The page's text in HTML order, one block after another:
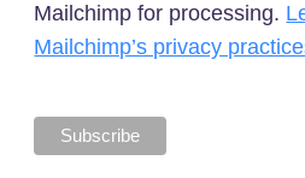
Mailchimp for processing.
Mailchimp’s privacy